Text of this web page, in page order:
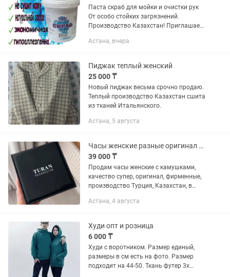
Паста скраб для мойки и очистки рук
От особо стойких загрязнений.
Производство Казахстан! Приглашаем
Находимся в городе Алматы отправка
Астана, вчера
Пиджак теплый женский
25 000 ₸
Новый пиджак весьма срочно продаю.
Теплый производство Казахстан сшита
из тканей Итальянского.
Астана, 5 августа
Часы женские разные оригинал новые
39 000 ₸
Продам часы женские с камушками,
качество супер, оригинал, фирменные,
производство Турция, Казахстан, в
упаковке, отдам за 40 тыс вместо 85к,
Астана, 4 августа
Худи опт и розница
6 000 ₸
Худи с воротником. Размер единый,
размеры в см есть на фото. Размер
подходит на 44-50. Ткань футер 3х